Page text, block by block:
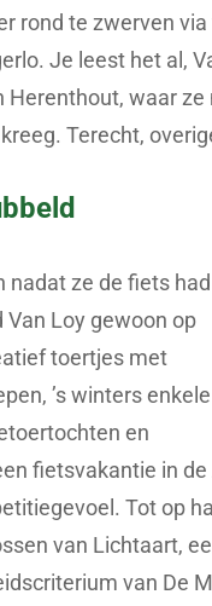
rond te zwerven
Je leest het al,
Herenthout, waar
Terecht,
nadat ze de fiets had
Van Loy gewoon op
toertjes met
’s winters enkele
en
fietsvakantie in
Tot op
van Lichtaart,
van De